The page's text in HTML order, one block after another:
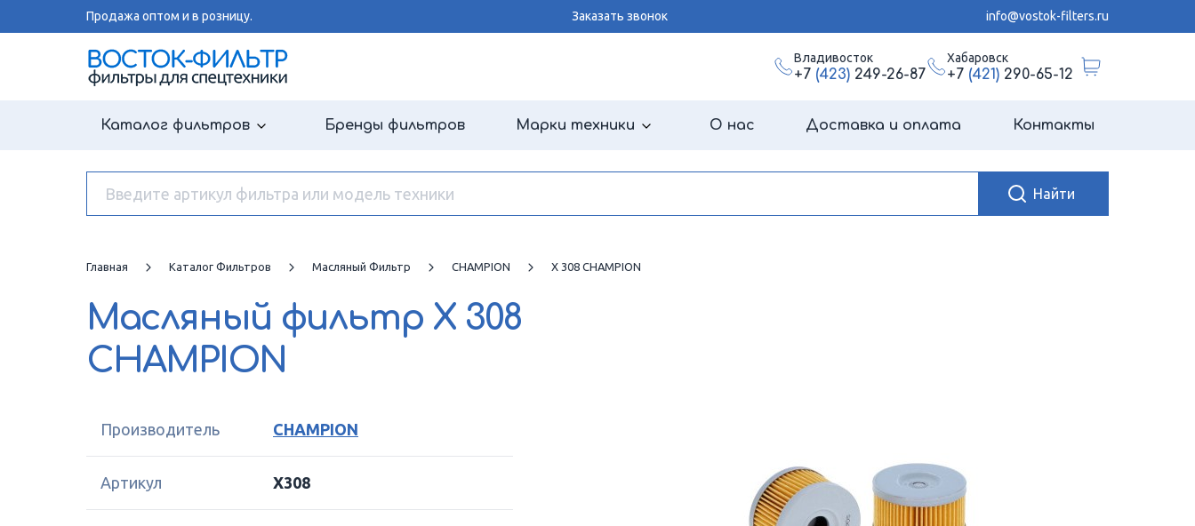
Продажа оптом и в розницу. Заказать звонок info@vostok-filters.ru
Владивосток
+7 (423)249-26-87
Хабаровск
+7 (421)290-65-12
Каталог фильтров Бренды фильтров Марки техники О нас Доставка и оплата Контакты
Главная Каталог Фильтров Масляный Фильтр CHAMPION X 308 CHAMPION
Масляный фильтр X 308
CHAMPION
Производитель CHAMPION
Артикул X308